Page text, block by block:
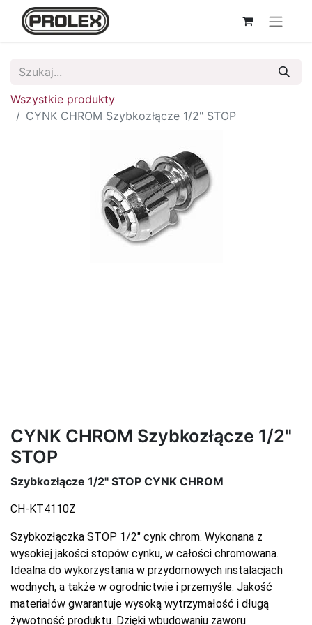
Wszystkie produkty
CYNK CHROM Szybkozłącze 1/2" STOP
CYNK CHROM Szybkozłącze 1/2"
STOP
Szybkozłącze 1/2" STOP CYNK CHROM
CH-KT4110Z
Szybkozłączka STOP 1/2" cynk chrom. Wykonana z
wysokiej jakości stopów cynku, w całości chromowana.
Idealna do wykorzystania w przydomowych instalacjach
wodnych, a także w ogrodnictwie i przemyśle. Jakość
materiałów gwarantuje wysoką wytrzymałość i długą
żywotność produktu. Dzięki wbudowaniu zaworu